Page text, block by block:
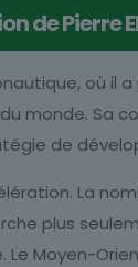
de Pierre
où il
monde. Sa
de
La
plus
Moyen-